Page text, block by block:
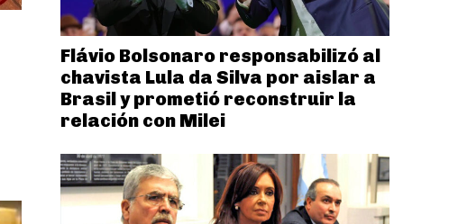
Flávio Bolsonaro responsabilizó al
chavista Lula da Silva por aislar a
Brasil y prometió reconstruir la
relación con Milei